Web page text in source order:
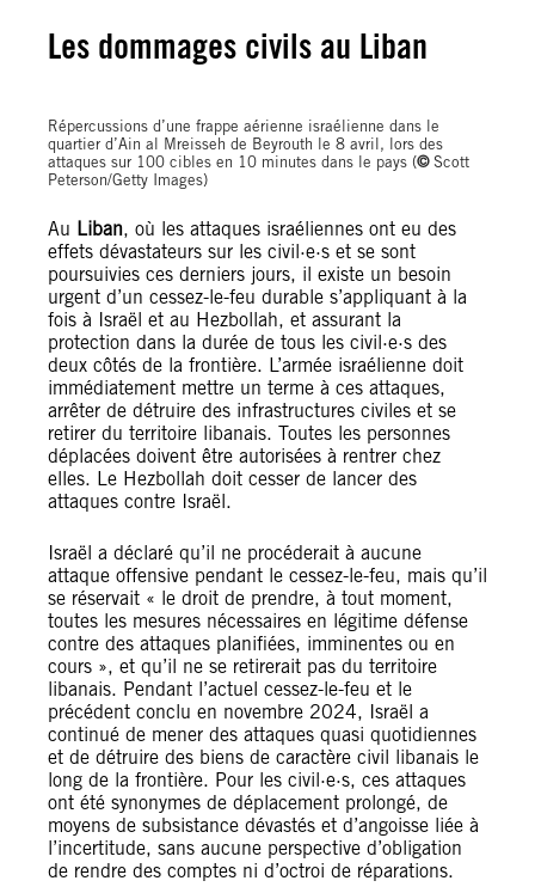
Les dommages civils au Liban
Répercussions d’une frappe aérienne israélienne dans le
quartier d’Ain al Mreisseh de Beyrouth le 8 avril, lors des
attaques sur 100 cibles en 10 minutes dans le pays (©Scott
Peterson/Getty Images)
Au Liban, où les attaques israéliennes ont eu des
effets dévastateurs sur les civil·e·s et se sont
poursuivies ces derniers jours, il existe un besoin
urgent d’un cessez-le-feu durable s’appliquant à la
fois à Israël et au Hezbollah, et assurant la
protection dans la durée de tous les civil·e·s des
deux côtés de la frontière. L’armée israélienne doit
immédiatement mettre un terme à ces attaques,
arrêter de détruire des infrastructures civiles et se
retirer du territoire libanais. Toutes les personnes
déplacées doivent être autorisées à rentrer chez
elles. Le Hezbollah doit cesser de lancer des
attaques contre Israël.
Israël a déclaré qu’il ne procéderait à aucune
attaque offensive pendant le cessez-le-feu, mais qu’il
se réservait « le droit de prendre, à tout moment,
toutes les mesures nécessaires en légitime défense
contre des attaques planifiées, imminentes ou en
cours », et qu’il ne se retirerait pas du territoire
libanais. Pendant l’actuel cessez-le-feu et le
précédent conclu en novembre 2024, Israël a
continué de mener des attaques quasi quotidiennes
et de détruire des biens de caractère civil libanais le
long de la frontière. Pour les civil·e·s, ces attaques
ont été synonymes de déplacement prolongé, de
moyens de subsistance dévastés et d’angoisse liée à
l’incertitude, sans aucune perspective d’obligation
de rendre des comptes ni d’octroi de réparations.